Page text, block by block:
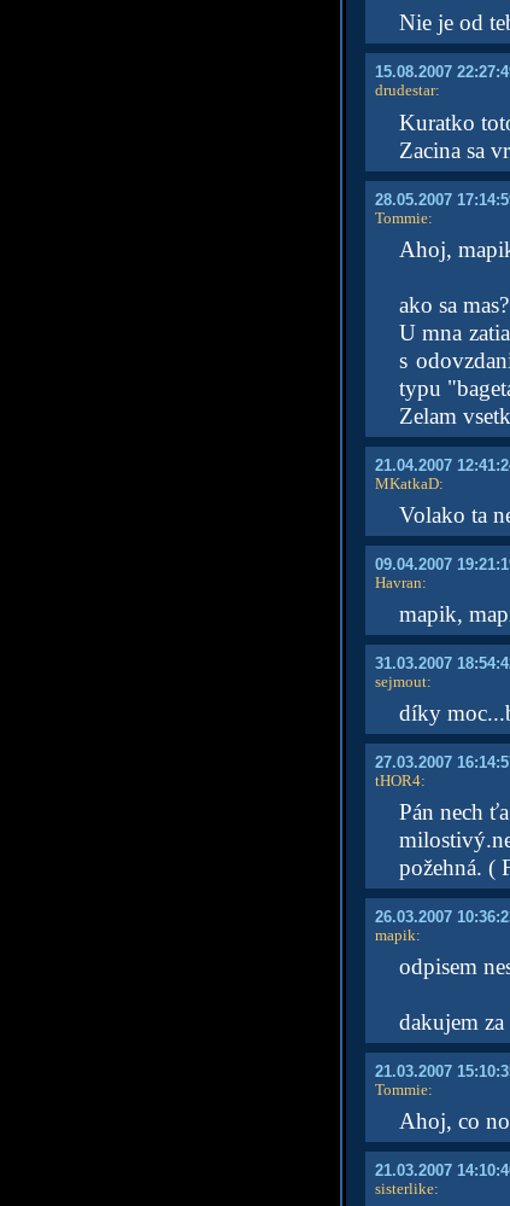
Nie je od
15.08.2007
drudestar:
Kuratko
Zacina sa
28.05.2007
Tommie:
Ahoj,
ako sa
U mna
s
typu
Zelam
21.04.2007
MKatkaD:
Volako ta
09.04.2007
Havran:
mapik,
31.03.2007
sejmout:
díky
27.03.2007
tHOR4:
Pán nech
požehná. (
26.03.2007
mapik:
odpisem
dakujem
21.03.2007
Tommie:
Ahoj, co
21.03.2007
sisterlike: